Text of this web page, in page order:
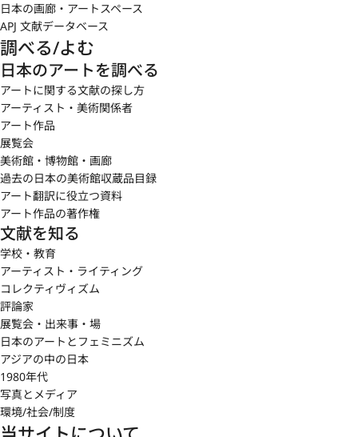
日本の画廊・アートスペース
APJ 文献データベース
調べる/よむ
日本のアートを調べる
アートに関する文献の探し方
アーティスト・美術関係者
アート作品
展覧会
美術館・博物館・画廊
過去の日本の美術館収蔵品目録
アート翻訳に役立つ資料
アート作品の著作権
文献を知る
学校・教育
アーティスト・ライティング
コレクティヴィズム
評論家
展覧会・出来事・場
日本のアートとフェミニズム
アジアの中の日本
1980年代
写真とメディア
環境/社会/制度